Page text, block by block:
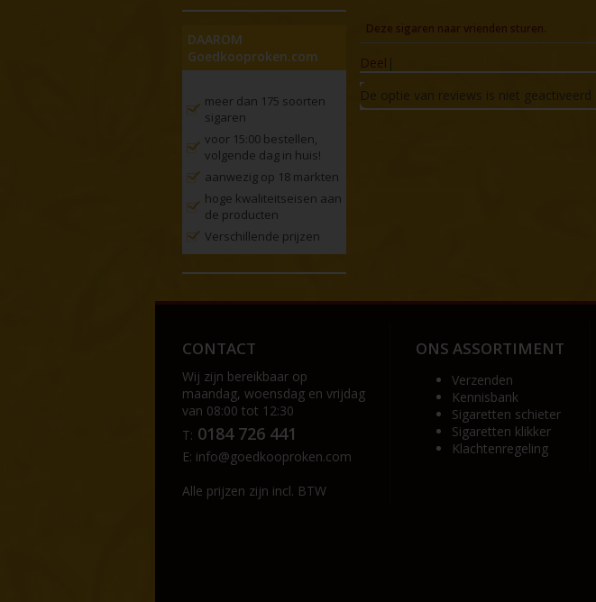
DAAROM
Goedkooproken.com
meer dan 175 soorten
sigaren
voor 15:00 bestellen,
volgende dag in huis!
aanwezig op 18 markten
hoge kwaliteitseisen aan
de producten
Verschillende prijzen
Deze sigaren naar vrienden sturen.
Deel |
De optie van reviews is niet geactiveerd
CONTACT
Wij zijn bereikbaar op
maandag, woensdag en vrijdag
van 08:00 tot 12:30
T: 0184 726 441
E: info@goedkooproken.com
Alle prijzen zijn incl. BTW
ONS ASSORTIMENT
Verzenden
Kennisbank
Sigaretten schieter
Sigaretten klikker
Klachtenregeling